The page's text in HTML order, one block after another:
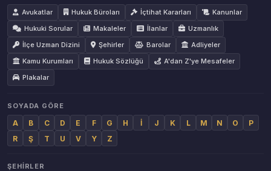
Avukatlar
Hukuk Büroları İçtihat Kararları
Kanunlar
Hukuki Sorular
Makaleler İlanlar
Uzmanlık
İlçe Uzman Dizini
Şehirler Barolar
Adliyeler
Kamu Kurumları
Hukuk Sözlüğü
A'dan Z'ye Mesafeler
Plakalar
SOYADA GÖRE
A B C D E F G H İ J K L M N O
P
R
Ş T U V Y Z
ŞEHIRLER